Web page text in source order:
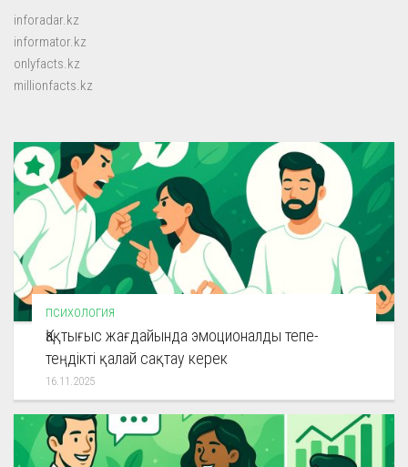
inforadar.kz
informator.kz
onlyfacts.kz
millionfacts.kz
ПСИХОЛОГИЯ
Қақтығыс жағдайында эмоционалды тепе-
теңдікті қалай сақтау керек
16.11.2025